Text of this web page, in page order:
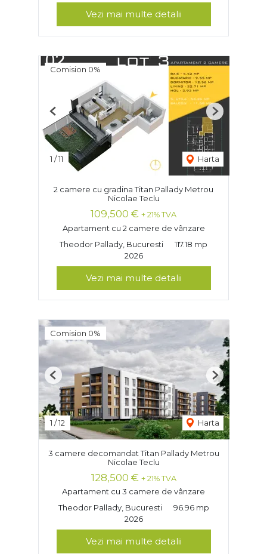
Vezi mai multe detalii
Comision 0%
1 /11 Harta
Previous Next
2 camere cu gradina Titan Pallady Metrou
Nicolae Teclu
109,500 € + 21% TVA
Apartament cu 2 camere de vânzare
Theodor Pallady, Bucuresti
117.18 mp
2026
Vezi mai multe detalii
Comision 0%
1 /12 Harta
Previous Next
3 camere decomandat Titan Pallady Metrou
Nicolae Teclu
128,500 € + 21% TVA
Apartament cu 3 camere de vânzare
Theodor Pallady, Bucuresti
96.96 mp
2026
Vezi mai multe detalii